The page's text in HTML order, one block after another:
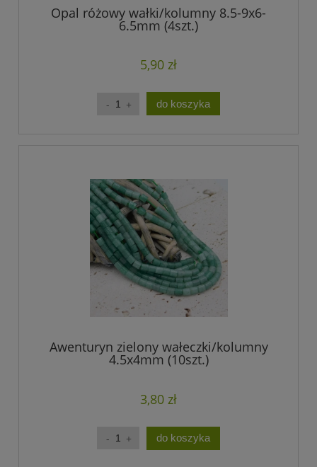
Opal różowy wałki/kolumny 8.5-9x6-
6.5mm (4szt.)
5,90 zł
do koszyka
Awenturyn zielony wałeczki/kolumny
4.5x4mm (10szt.)
3,80 zł
do koszyka